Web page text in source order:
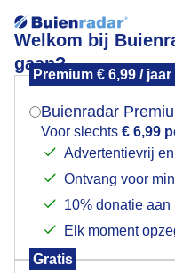
Welkom bij
gaan?
Premium € 6,99 / jaar
Buienradar
Voor slechts € 6,99
Advertentievrij
Ontvang voor
10% donatie
Elk moment
Gratis
Wolken en wat zon
Mogen we je
Indien je hier nog
verschijnt er zo een
Is